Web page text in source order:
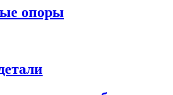
опоры